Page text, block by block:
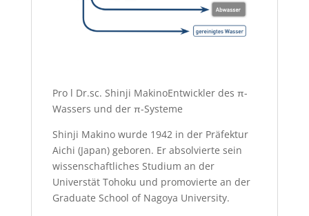
Pro l Dr.sc. Shinji MakinoEntwickler des π-
Wassers und der π-Systeme
Shinji Makino wurde 1942 in der Präfektur
Aichi (Japan) geboren. Er absolvierte sein
wissenschaftliches Studium an der
Universtät Tohoku und promovierte an der
Graduate School of Nagoya University.